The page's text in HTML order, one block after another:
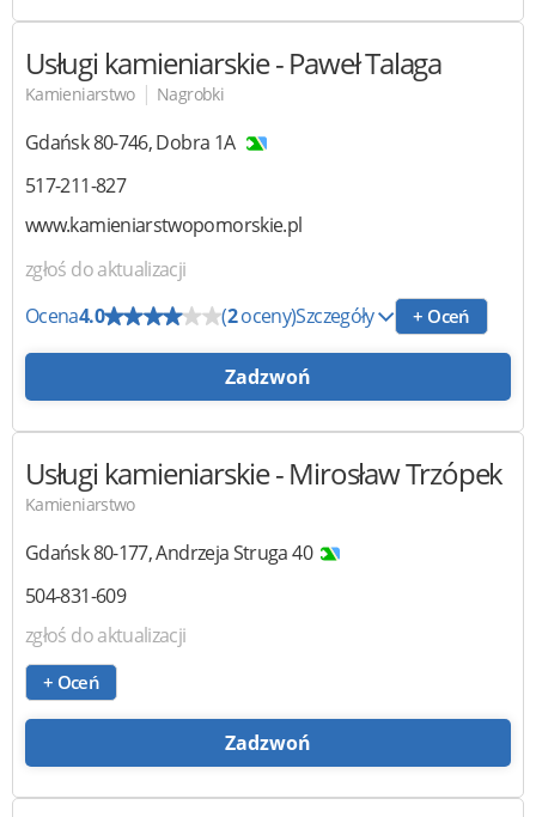
Usługi kamieniarskie- Paweł Talaga
Kamieniarstwo | Nagrobki
Gdańsk80-746,Dobra 1A
517-211-827
www.kamieniarstwopomorskie.pl
zgłoś do aktualizacji
Ocena4.0 (2oceny)Szczegóły + Oceń
Zadzwoń
Usługi kamieniarskie- Mirosław Trzópek
Kamieniarstwo
Gdańsk80-177,Andrzeja Struga 40
504-831-609
zgłoś do aktualizacji
+ Oceń
Zadzwoń